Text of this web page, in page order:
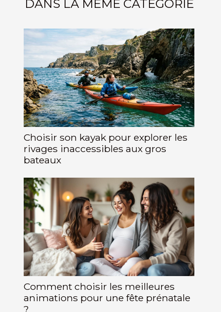
DANS LA MÊME CATÉGORIE
Choisir son kayak pour explorer les
rivages inaccessibles aux gros
bateaux
Comment choisir les meilleures
animations pour une fête prénatale
?